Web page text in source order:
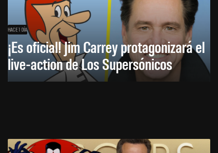
HACE 1 DÍA
¡Es oficial! Jim Carrey protagonizará el
live-action de Los Supersónicos